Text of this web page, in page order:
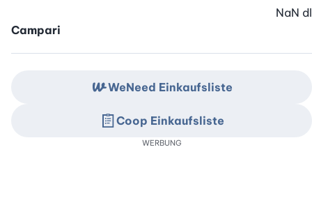
Campari
NaN dl
WeNeed Einkaufsliste
Coop Einkaufsliste
WERBUNG